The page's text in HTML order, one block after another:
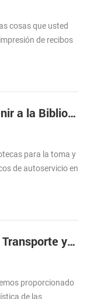
cosas que usted
de recibos
Quiosco de autoservicio Va a Venir a la Biblioteca
para la toma y
de autoservicio en
Compacto de la Impresora en el Transporte y la Logística
proporcionado
de las